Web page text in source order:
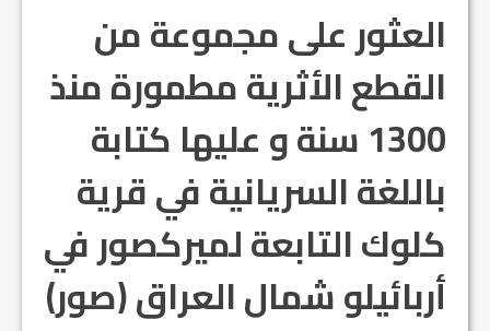
العثور على مجموعة من
القطع الأثرية مطمورة منذ
1300 سنة و عليها كتابة
باللغة السريانية في قرية
كلوك التابعة لميركصور في
أربائيلو شمال العراق (صور)